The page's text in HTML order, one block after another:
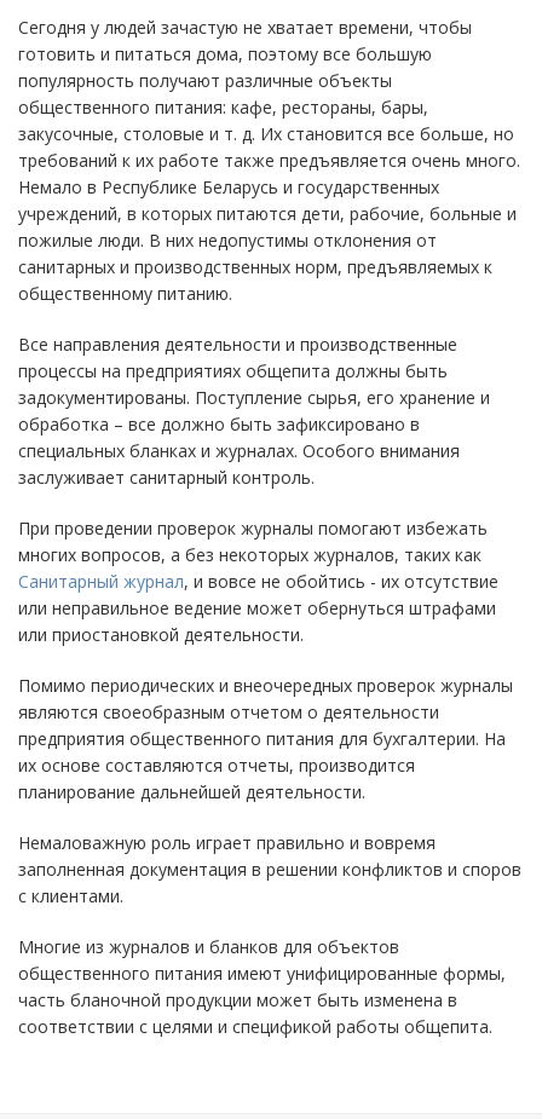
Сегодня у людей зачастую не хватает времени, чтобы
готовить и питаться дома, поэтому все большую
популярность получают различные объекты
общественного питания: кафе, рестораны, бары,
закусочные, столовые и т. д. Их становится все больше, но
требований к их работе также предъявляется очень много.
Немало в Республике Беларусь и государственных
учреждений, в которых питаются дети, рабочие, больные и
пожилые люди. В них недопустимы отклонения от
санитарных и производственных норм, предъявляемых к
общественному питанию.
Все направления деятельности и производственные
процессы на предприятиях общепита должны быть
задокументированы. Поступление сырья, его хранение и
обработка – все должно быть зафиксировано в
специальных бланках и журналах. Особого внимания
заслуживает санитарный контроль.
При проведении проверок журналы помогают избежать
многих вопросов, а без некоторых журналов, таких как
Санитарный журнал, и вовсе не обойтись - их отсутствие
или неправильное ведение может обернуться штрафами
или приостановкой деятельности.
Помимо периодических и внеочередных проверок журналы
являются своеобразным отчетом о деятельности
предприятия общественного питания для бухгалтерии. На
их основе составляются отчеты, производится
планирование дальнейшей деятельности.
Немаловажную роль играет правильно и вовремя
заполненная документация в решении конфликтов и споров
с клиентами.
Многие из журналов и бланков для объектов
общественного питания имеют унифицированные формы,
часть бланочной продукции может быть изменена в
соответствии с целями и спецификой работы общепита.